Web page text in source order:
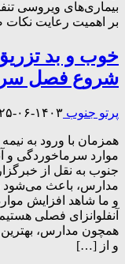
بر اهمیت رعایت
خوب و بد تزریق
شروع فصل
پرتو جنوب ۱۴۰۳-۰۶-۲۵
همزمان با ورود به
موارد سرماخوردگی و
جنوب به نقل از
مدارس، باعث می‌شود
و ما شاهد افزایش
آنفلوانزای فصلی
همچون مدارس، بهترین
و از […]